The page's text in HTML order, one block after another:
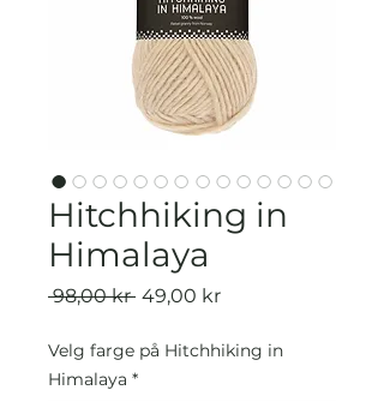
Hitchhiking in
Himalaya
98,00 kr Vanlig
49,00 krSalgspris
Velg farge på Hitchhiking in
Himalaya *